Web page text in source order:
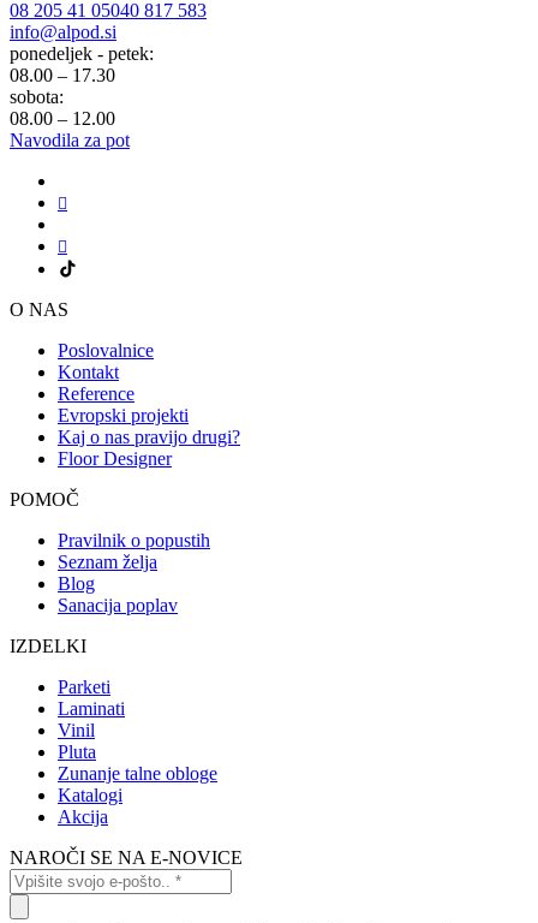
08 205 41 05040 817 583
info@alpod.si
ponedeljek - petek:
08.00 – 17.30
sobota:
08.00 – 12.00
Navodila za pot
O NAS
Poslovalnice
Kontakt
Reference
Evropski projekti
Kaj o nas pravijo drugi?
Floor Designer
POMOČ
Pravilnik o popustih
Seznam želja
Blog
Sanacija poplav
IZDELKI
Parketi
Laminati
Vinil
Pluta
Zunanje talne obloge
Katalogi
Akcija
NAROČI SE NA E-NOVICE